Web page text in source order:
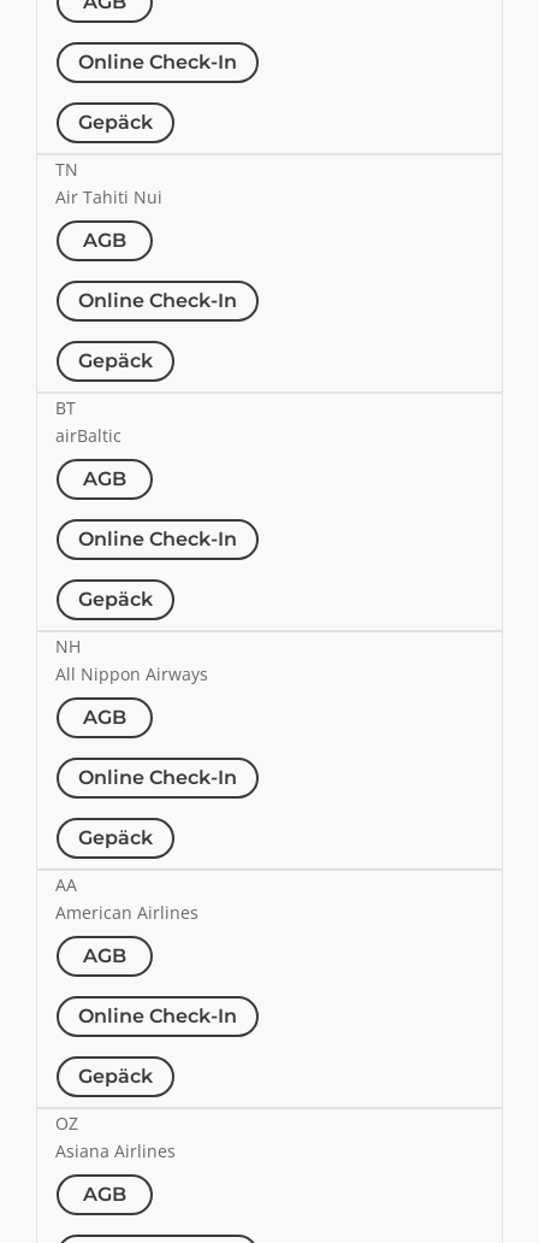
Online Check-In
Gepäck
TN
Air Tahiti Nui
AGB
Online Check-In
Gepäck
BT
airBaltic
AGB
Online Check-In
Gepäck
NH
All Nippon Airways
AGB
Online Check-In
Gepäck
AA
American Airlines
AGB
Online Check-In
Gepäck
OZ
Asiana Airlines
AGB